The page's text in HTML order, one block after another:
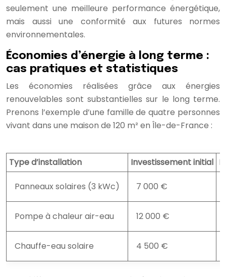
seulement une meilleure performance énergétique,
mais aussi une conformité aux futures normes
environnementales.
Économies d’énergie à long terme :
cas pratiques et statistiques
Les économies réalisées grâce aux énergies
renouvelables sont substantielles sur le long terme.
Prenons l’exemple d’une famille de quatre personnes
vivant dans une maison de 120 m² en Île-de-France :
Type d’installation Investissement initial
Panneaux solaires (3 kWc) 7 000 €
Pompe à chaleur air-eau 12 000 €
Chauffe-eau solaire 4 500 €